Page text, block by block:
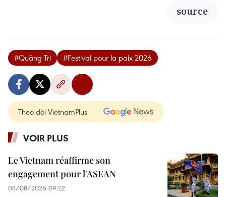
source
#Quảng Tri #Festival pour la paix 2026
Theo dõi VietnamPlus
VOIR PLUS
Le Vietnam réaffirme son
engagement pour l'ASEAN
08/08/2026 09:22